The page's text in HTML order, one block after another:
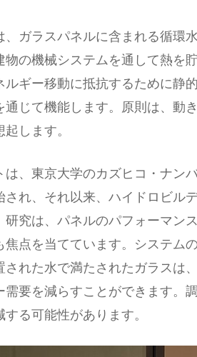
、ガラスパネルに含まれる循環
物の機械システムを通して熱を
ルギー移動に抵抗するために静
通じて機能します。原則は、動
します。
は、東京大学のカズヒコ・ナン
され、それ以来、ハイドロビル
研究は、パネルのパフォーマン
焦点を当てています。システム
された水で満たされたガラスは
需要を減らすことができます。
る可能性があります。